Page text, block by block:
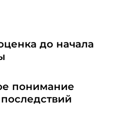
до начала
понимание